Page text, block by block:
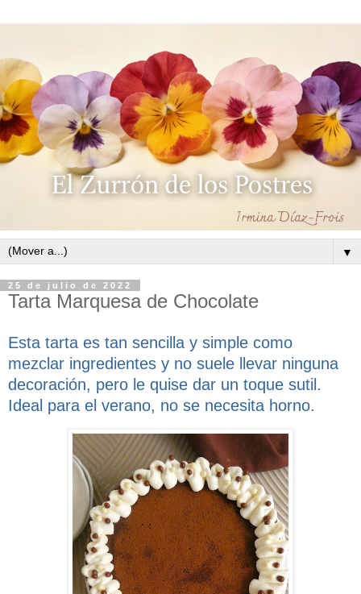
▼
25 de julio de 2022
Tarta Marquesa de Chocolate
Esta tarta es tan sencilla y simple como
mezclar ingredientes y no suele llevar ninguna
decoración, pero le quise dar un toque sutil.
Ideal para el verano, no se necesita horno.